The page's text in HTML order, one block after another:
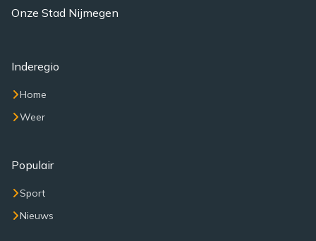
Onze Stad Nijmegen
Inderegio
Home
Weer
Populair
Sport
Nieuws